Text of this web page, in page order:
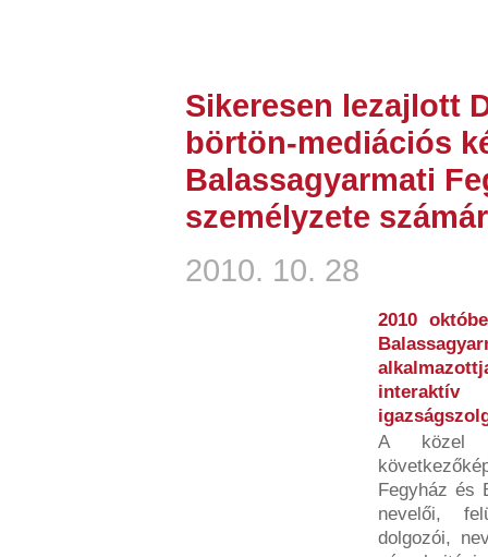
Sikeresen lezajlott
börtön-mediációs
Balassagyarmati
személyzete
2010. 10. 28
2010
A közel
Fegyház és
nevelői,
dolgozói,